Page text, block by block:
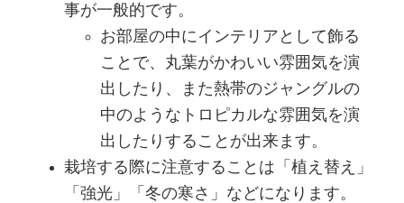
事が一般的です。
お部屋の中にインテリアとして飾る
ことで、丸葉がかわいい雰囲気を演
出したり、また熱帯のジャングルの
中のようなトロピカルな雰囲気を演
出したりすることが出来ます。
栽培する際に注意することは「植え替え」
「強光」「冬の寒さ」などになります。